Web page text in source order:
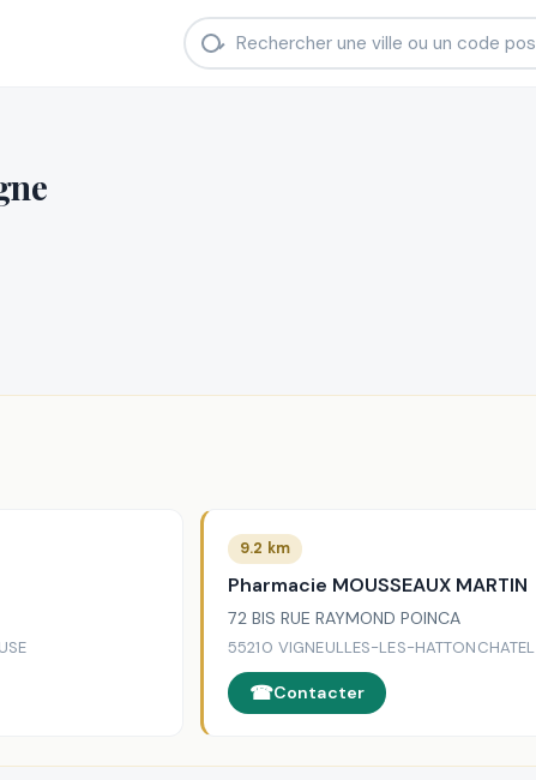
9.2 km
Pharmacie MOUSSEAUX MARTIN
72 BIS RUE RAYMOND POINCA
55210 VIGNEULLES-LES-HATTONCHATEL
Contacter